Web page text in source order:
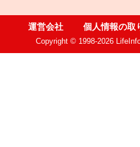
運営会社 個人情報の取
Copyright © 1998-2026